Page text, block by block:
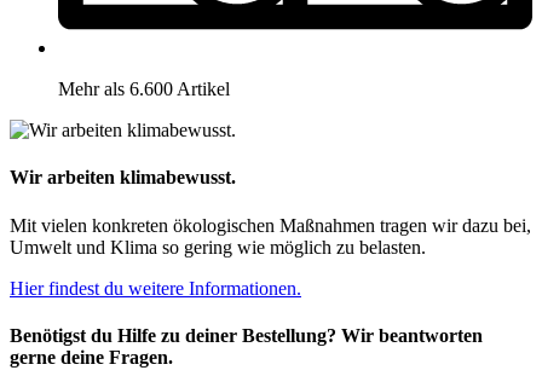
Mehr als 6.600 Artikel
Wir arbeiten klimabewusst.
Mit vielen konkreten ökologischen Maßnahmen tragen wir dazu bei,
Umwelt und Klima so gering wie möglich zu belasten.
Hier findest du weitere Informationen.
Benötigst du Hilfe zu deiner Bestellung? Wir beantworten
gerne deine Fragen.